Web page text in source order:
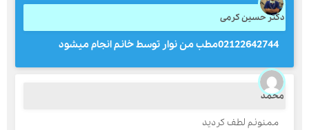
دکتر حسین کرمی
02122642744مطب من نوار توسط خانم انجام میشود
ممنونم لطف کردید